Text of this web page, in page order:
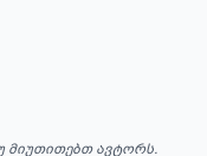
მიუთითებთ ავტორს.